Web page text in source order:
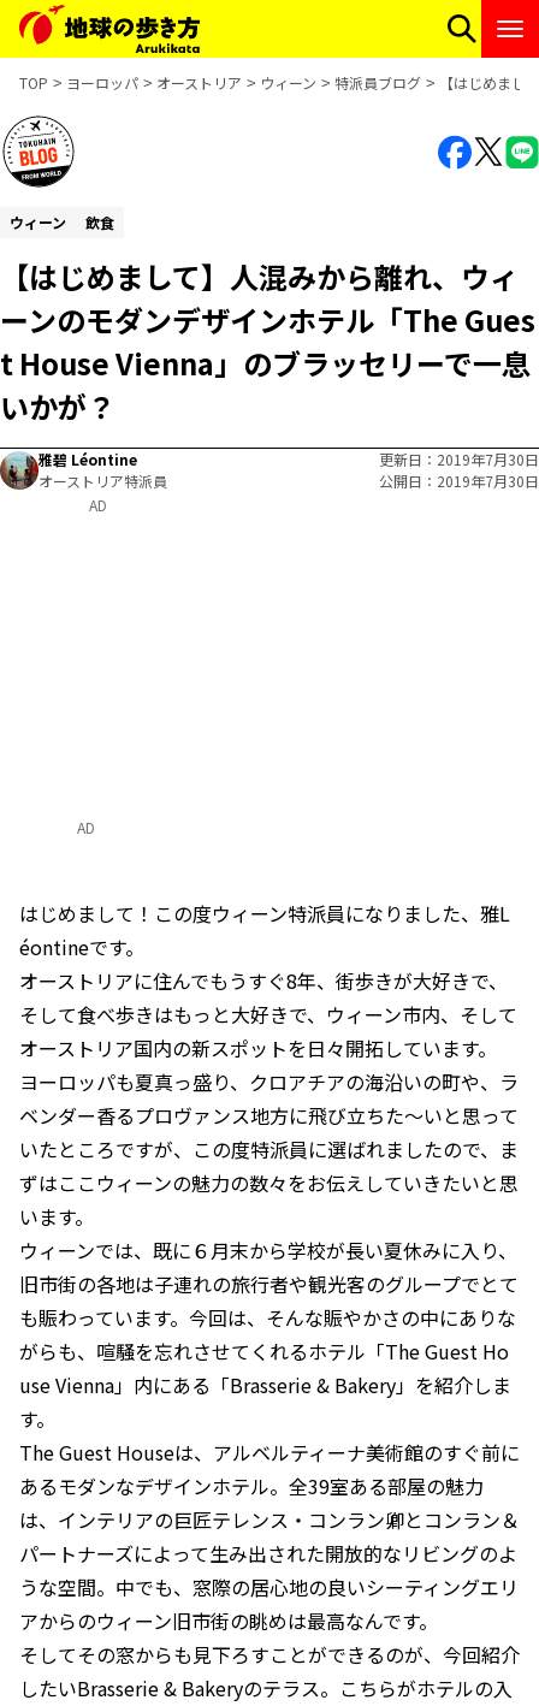
TOP ヨーロッパ オーストリア ウィーン 特派員ブログ 【はじめまし
ウィーン 飲食
【はじめまして】人混みから離れ、ウィ
ーンのモダンデザインホテル「The Gues
t House Vienna」のブラッセリーで一息
いかが？
雅碧 Léontine
オーストリア特派員
更新日
2019年7月30日
公開日
2019年7月30日
AD
はじめまして！この度ウィーン特派員になりました、雅L
éontineです。
オーストリアに住んでもうすぐ8年、街歩きが大好きで、
そして食べ歩きはもっと大好きで、ウィーン市内、そして
オーストリア国内の新スポットを日々開拓しています。
ヨーロッパも夏真っ盛り、クロアチアの海沿いの町や、ラ
ベンダー香るプロヴァンス地方に飛び立ちた～いと思って
いたところですが、この度特派員に選ばれましたので、ま
ずはここウィーンの魅力の数々をお伝えしていきたいと思
います。
ウィーンでは、既に６月末から学校が長い夏休みに入り、
旧市街の各地は子連れの旅行者や観光客のグループでとて
も賑わっています。今回は、そんな賑やかさの中にありな
がらも、喧騒を忘れさせてくれるホテル「The Guest Ho
use Vienna」内にある「Brasserie & Bakery」を紹介しま
す。
The Guest Houseは、アルベルティーナ美術館のすぐ前に
あるモダンなデザインホテル。全39室ある部屋の魅力
は、インテリアの巨匠テレンス・コンラン卿とコンラン＆
パートナーズによって生み出された開放的なリビングのよ
うな空間。中でも、窓際の居心地の良いシーティングエリ
アからのウィーン旧市街の眺めは最高なんです。
そしてその窓からも見下ろすことができるのが、今回紹介
したいBrasserie & Bakeryのテラス。こちらがホテルの入
AD